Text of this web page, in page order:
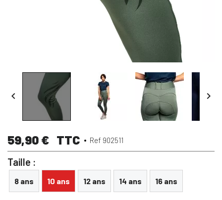
 
59,90 € TTC Ref 902511
Taille :
8 ans 10 ans 12 ans 14 ans 16 ans